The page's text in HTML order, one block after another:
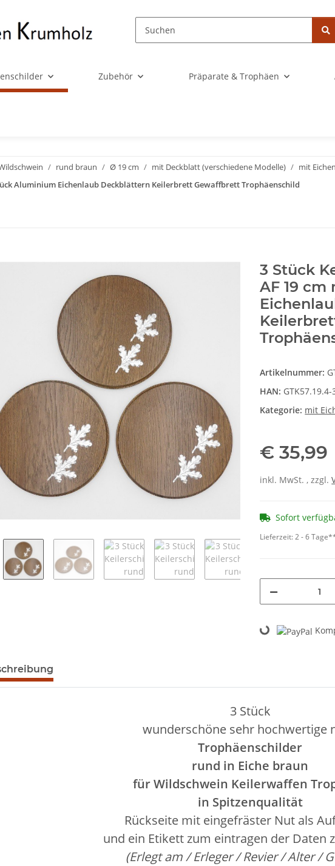
Zubehör Präparate & Trophäen
rund braun Ø 19 cm mit Deckblatt (verschiedene Modelle)
mit
Aluminium Eichenlaub Deckblättern Keilerbrett Gewaffbrett Trophäenschild
3 Stück
AF 19
Artikelnummer:
HAN: GTK57.19.4-
Kategorie: mit
€ 35,99
inkl. MwSt. , zzgl.
Sofort
Lieferzeit:2 - 6
Loading...
Registerkarten anzeigen
3 Stück
wunderschöne sehr hochwertige
Trophäenschilder
rund in Eiche braun
für Wildschwein Keilerwaffen
in Spitzenqualität
Rückseite mit eingefräster Nut als
und ein Etikett zum eintragen der Daten
(Erlegt am / Erleger / Revier / Alter /